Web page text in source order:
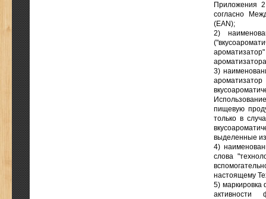
Приложения
согласно
(EAN);
2)
3)
пищевую
только в
выделенные
4)
слова
настоящему
5) маркировка
активности